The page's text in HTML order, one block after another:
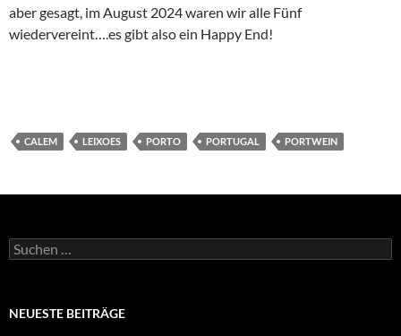
aber gesagt, im August 2024 waren wir alle Fünf
wiedervereint….es gibt also ein Happy End!
CALEM LEIXOES PORTO PORTUGAL PORTWEIN
Suchen
nach:
NEUESTE BEITRÄGE